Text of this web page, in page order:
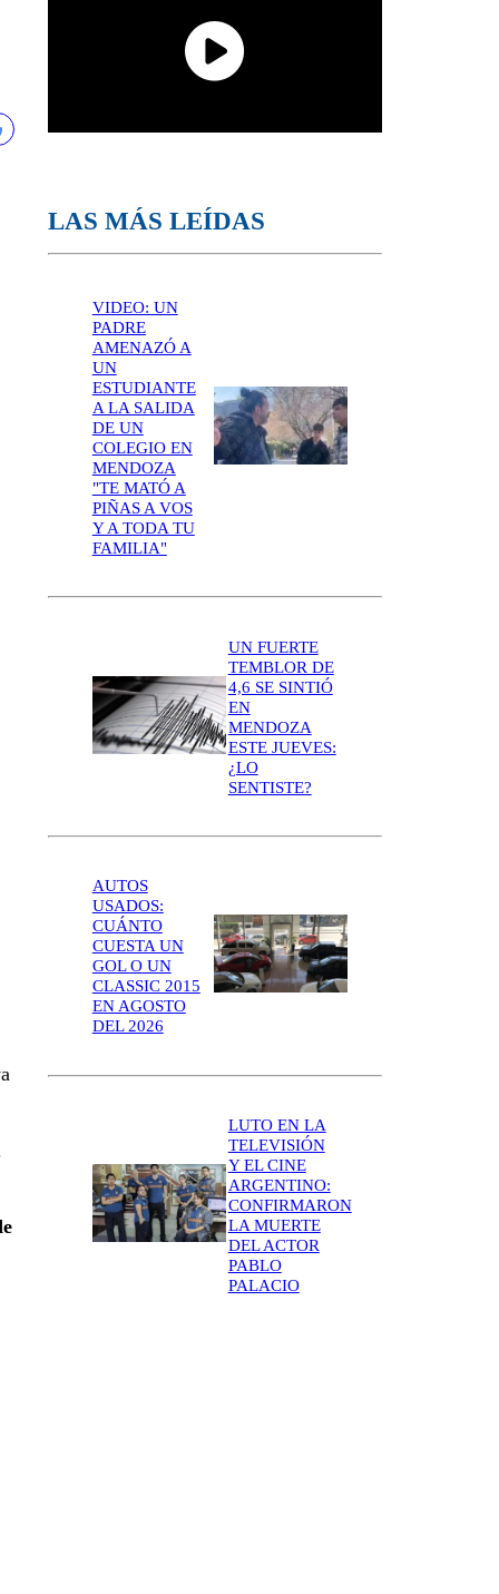
LAS MÁS LEÍDAS
VIDEO: UN
PADRE
AMENAZÓ A
UN
ESTUDIANTE
A LA SALIDA
DE UN
COLEGIO EN
MENDOZA
"TE MATÓ A
PIÑAS A VOS
Y A TODA TU
FAMILIA"
UN FUERTE
TEMBLOR DE
4,6 SE SINTIÓ
EN
MENDOZA
ESTE JUEVES:
¿LO
SENTISTE?
AUTOS
USADOS:
CUÁNTO
CUESTA UN
GOL O UN
CLASSIC 2015
EN AGOSTO
DEL 2026
LUTO EN LA
TELEVISIÓN
Y EL CINE
ARGENTINO:
CONFIRMARON
LA MUERTE
DEL ACTOR
PABLO
PALACIO